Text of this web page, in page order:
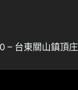
– 台東關山鎮頂庄